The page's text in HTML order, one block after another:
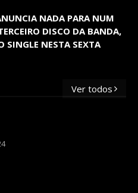
NADA PARA NUM
DISCO DA BANDA,
SINGLE NESTA SEXTA
Ver todos